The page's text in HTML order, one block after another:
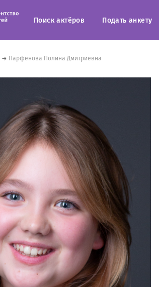
Поиск актёров Подать анкету
→ Парфенова Полина Дмитриевна